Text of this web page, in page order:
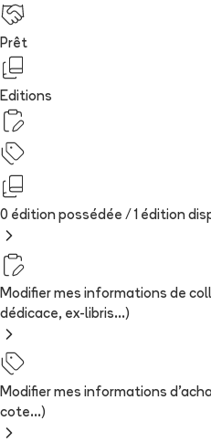
Prêt
Editions
0 édition possédée / 1 édition
Modifier mes informations de
dédicace, ex-libris...)
Modifier mes informations
cote...)